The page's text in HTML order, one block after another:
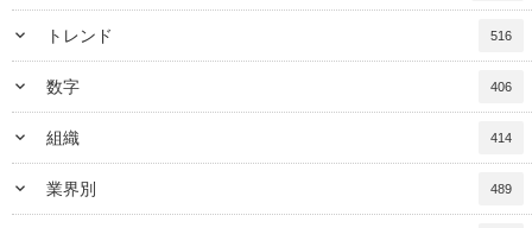
keyboard_arrow_down トレンド 516
keyboard_arrow_down 数字 406
keyboard_arrow_down 組織 414
keyboard_arrow_down 業界別 489